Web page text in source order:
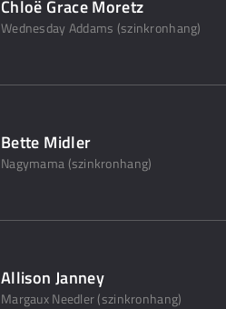
Chloë Grace Moretz
Wednesday Addams (szinkronhang)
Bette Midler
Nagymama (szinkronhang)
Allison Janney
Margaux Needler (szinkronhang)